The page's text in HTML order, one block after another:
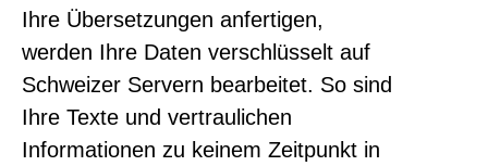
Ihre Übersetzungen anfertigen,
werden Ihre Daten verschlüsselt auf
Schweizer Servern bearbeitet. So sind
Ihre Texte und vertraulichen
Informationen zu keinem Zeitpunkt in